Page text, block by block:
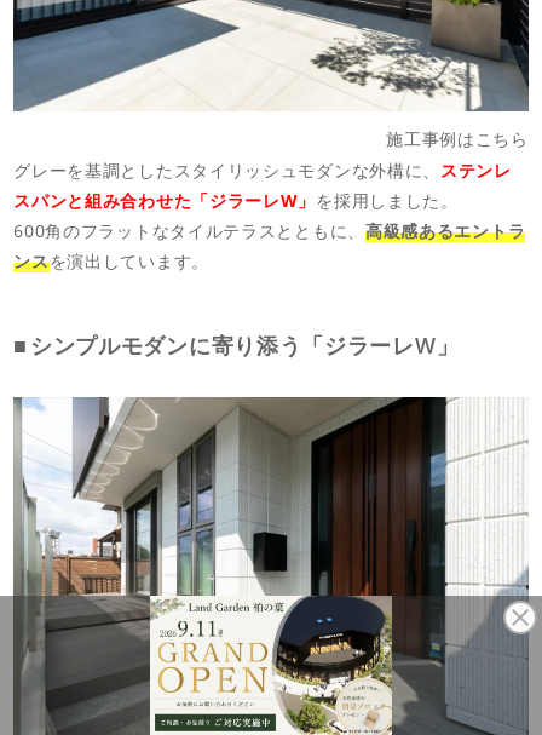
施工事例はこちら
グレーを基調としたスタイリッシュモダンな外構に、
ステンレ
スパンと組み合わせた「ジラーレW」 を採用しました。
600角のフラットなタイルテラスとともに、 高級感あるエントラ
ンスを演出しています。
シンプルモダンに寄り添う「ジラーレW」